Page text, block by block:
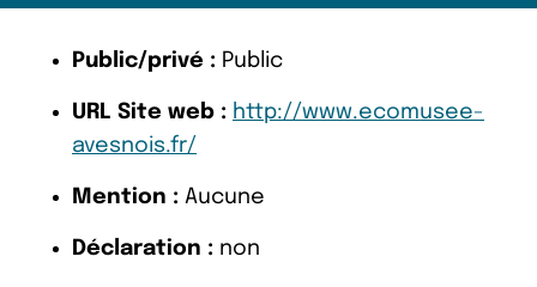
Public/privé : Public
URL Site web : http://www.ecomusee-
avesnois.fr/
Mention : Aucune
Déclaration : non